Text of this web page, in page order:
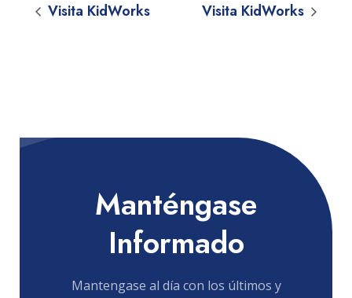
Visita KidWorks Visita KidWorks
Manténgase
Informado
Mantengase al día con los últimos y